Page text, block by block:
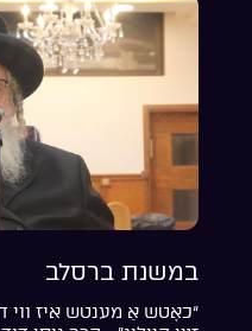
במשנת ברסלב
“כאָטש אַ מענטש איז ווי